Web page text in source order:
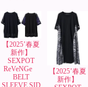
【2025’春夏
新作】
SEXPOT
ReVeNGe
BELT
SLEEVE SID
【2025’春夏
新作】